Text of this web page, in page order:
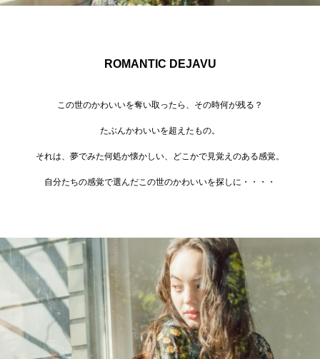
ROMANTIC DEJAVU
この世のかわいいを奪い取ったら、その時何が残る？
たぶんかわいいを超えたもの。
それは、夢でみた何処か懐かしい、どこかで見覚えのある感覚。
自分たちの感覚で選んだこの世のかわいいを探しに・・・・